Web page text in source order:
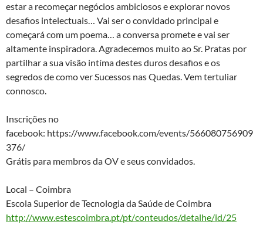
estar a recomeçar negócios ambiciosos e explorar novos
desafios intelectuais… Vai ser o convidado principal e
começará com um poema… a conversa promete e vai ser
altamente inspiradora. Agradecemos muito ao Sr. Pratas por
partilhar a sua visão intíma destes duros desafios e os
segredos de como ver Sucessos nas Quedas. Vem tertuliar
connosco.
Inscrições no
facebook: https://www.facebook.com/events/566080756909
376/
Grátis para membros da OV e seus convidados.
Local – Coimbra
Escola Superior de Tecnologia da Saúde de Coimbra
http://www.estescoimbra.pt/pt/conteudos/detalhe/id/25